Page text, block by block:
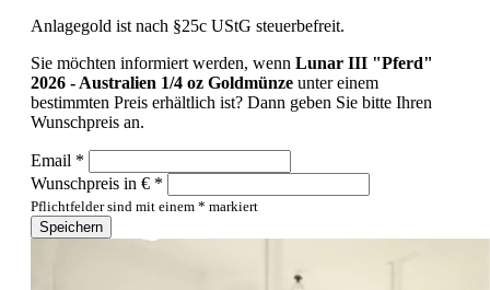
Anlagegold ist nach §25c UStG steuerbefreit.
Sie möchten informiert werden, wenn Lunar III "Pferd"
2026 - Australien 1/4 oz Goldmünze unter einem
bestimmten Preis erhältlich ist? Dann geben Sie bitte Ihren
Wunschpreis an.
Email *
Wunschpreis in € *
Pflichtfelder sind mit einem * markiert
Speichern